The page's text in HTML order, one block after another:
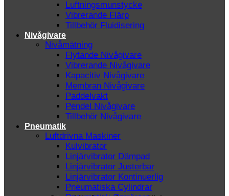
Luftningsmunstycke
Vibrerande Flärp
Tillbehör Fluidisering
Nivågivare
Nivåmätning
Flytande Nivågivare
Vibrerande Nivågivare
Kapacitiv Nivågivare
Membran Nivågivare
Paddelvakt
Pendel Nivågivare
Tillbehör Nivågivare
Pneumatik
Luftdrivna Maskiner
Kulvibrator
Linjärvibrator Dämpad
Linjärvibrator Justerbar
Linjärvibrator Kontinuerlig
Pneumatiska Cylindrar